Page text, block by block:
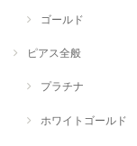
ゴールド
ピアス全般
プラチナ
ホワイトゴールド